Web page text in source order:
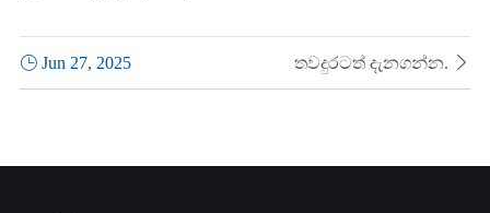
Jun 27, 2025 තවදුරටත් දැනගන්න. 